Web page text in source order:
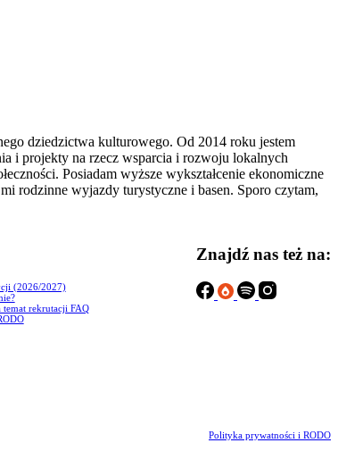
dziedzictwa kulturowego. Od 2014 roku jestem
i projekty na rzecz wsparcia i rozwoju lokalnych
Posiadam wyższe wykształcenie ekonomiczne
rodzinne wyjazdy turystyczne i basen. Sporo czytam,
(2026/2027)
rekrutacji FAQ
Znajdź nas też na:
Polityka prywatności i RODO